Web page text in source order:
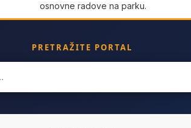
osnovne radove na parku.
PRETRAŽITE PORTAL